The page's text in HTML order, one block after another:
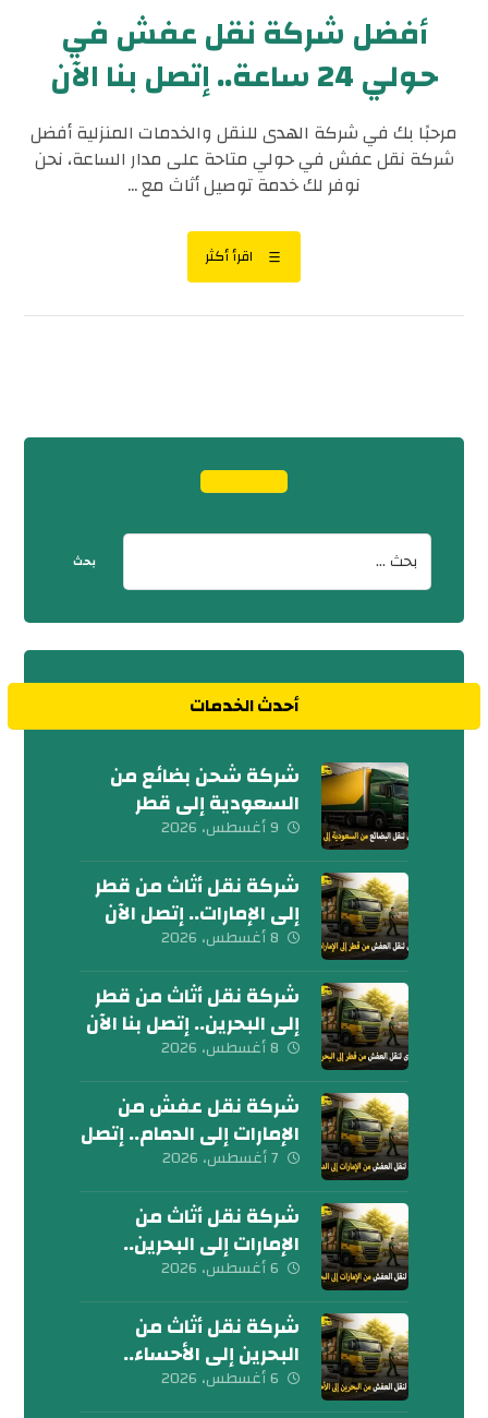
أفضل شركة نقل عفش في
حولي 24 ساعة.. إتصل بنا الآن
مرحبًا بك في شركة الهدى للنقل والخدمات المنزلية أفضل
شركة نقل عفش في حولي متاحة على مدار الساعة، نحن
نوفر لك خدمة توصيل أثاث مع ...
اقرأ أكثر
أحدث الخدمات
شركة شحن بضائع من
السعودية إلى قطر
0539600777
9 أغسطس، 2026
شركة نقل أثاث من قطر
إلى الإمارات.. إتصل الآن
8 أغسطس، 2026
شركة نقل أثاث من قطر
إلى البحرين.. إتصل بنا الآن
8 أغسطس، 2026
شركة نقل عفش من
الإمارات إلى الدمام.. إتصل
الآن
7 أغسطس، 2026
شركة نقل أثاث من
الإمارات إلى البحرين..
كلمنا الآن
6 أغسطس، 2026
شركة نقل أثاث من
البحرين إلى الأحساء..
إتصل بنا الآن
6 أغسطس، 2026